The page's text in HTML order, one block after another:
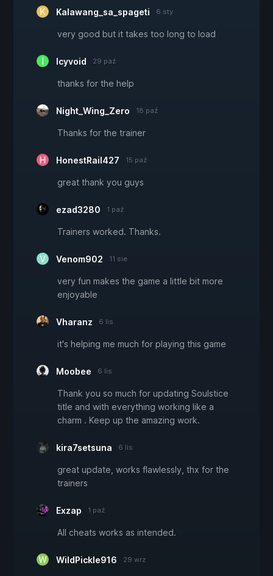
Kalawang_sa_spageti 6 sty
very good but it takes too long to load
Icyvoid 29 paź
thanks for the help
Night_Wing_Zero 18 paź
Thanks for the trainer
HonestRail427 15 paź
great thank you guys
ezad3280 1 paź
Trainers worked. Thanks.
Venom902 11 sie
very fun makes the game a little bit more
enjoyable
Vharanz 6 lis
it's helping me much for playing this game
Moobee 6 lis
Thank you so much for updating Soulstice
title and with everything working like a
charm . Keep up the amazing work.
kira7setsuna 6 lis
great update, works flawlessly, thx for the
trainers
Exzap 1 paź
All cheats works as intended.
WildPickle916 29 wrz